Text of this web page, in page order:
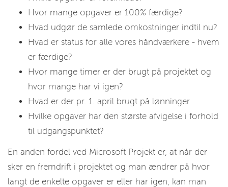
Hvor mange opgaver er 100% færdige?
Hvad udgør de samlede omkostninger indtil nu?
Hvad er status for alle vores håndværkere - hvem
er færdige?
Hvor mange timer er der brugt på projektet og
hvor mange har vi igen?
Hvad er der pr. 1. april brugt på lønninger
Hvilke opgaver har den største afvigelse i forhold
til udgangspunktet?
En anden fordel ved Microsoft Projekt er, at når der
sker en fremdrift i projektet og man ændrer på hvor
langt de enkelte opgaver er eller har igen, kan man